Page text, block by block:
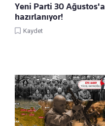
Yeni Parti 30 Ağustos'a
hazırlanıyor!
Kaydet